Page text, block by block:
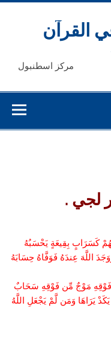
القرآن
مركز اسطنبول
لجي .
كَسَرَابٍ بِقِيعَةٍ يَحْسَبُهُ
اللَّهَ عِندَهُ فَوَفَّاهُ حِسَابَهُ
مَوْجٌ مِّن فَوْقِهِ سَحَابٌ
يَرَاهَا وَمَن لَّمْ يَجْعَلِ اللَّهُ